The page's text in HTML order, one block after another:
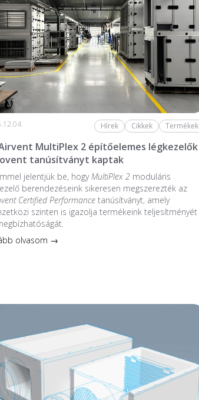
Hírek Cikkek Termékek
MultiPlex 2 építőelemes légkezelők
tanúsítványt kaptak
jelentjük be, hogyMultiPlex 2 moduláris
berendezéseink sikeresen megszerezték az
Certified Performance tanúsítványt, amely
szinten is igazolja termékeink teljesítményét
olvasom →